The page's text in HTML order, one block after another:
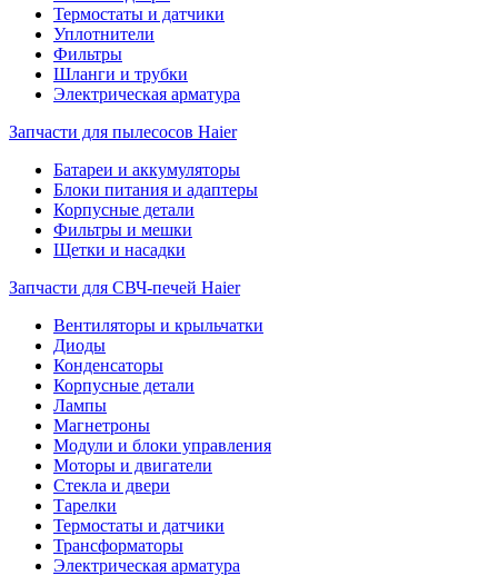
Термостаты и датчики
Уплотнители
Фильтры
Шланги и трубки
Электрическая арматура
Запчасти для пылесосов Haier
Батареи и аккумуляторы
Блоки питания и адаптеры
Корпусные детали
Фильтры и мешки
Щетки и насадки
Запчасти для СВЧ-печей Haier
Вентиляторы и крыльчатки
Диоды
Конденсаторы
Корпусные детали
Лампы
Магнетроны
Модули и блоки управления
Моторы и двигатели
Стекла и двери
Тарелки
Термостаты и датчики
Трансформаторы
Электрическая арматура